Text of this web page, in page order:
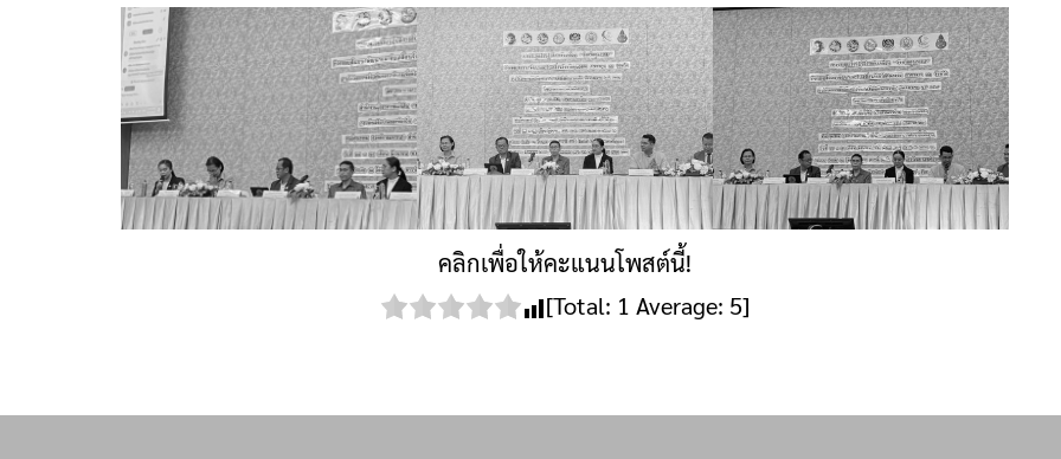
คลิกเพื่อให้คะแนนโพสต์นี้!
[Total: 1 Average: 5]